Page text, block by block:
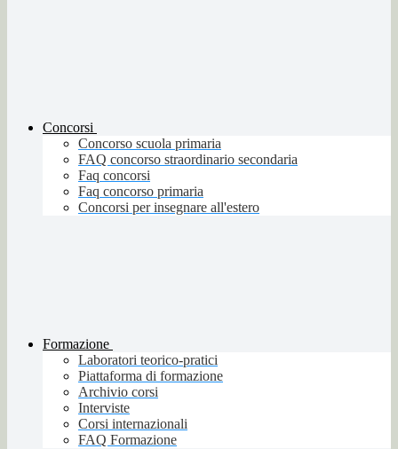
Concorsi
Concorso scuola primaria
FAQ concorso straordinario secondaria
Faq concorsi
Faq concorso primaria
Concorsi per insegnare all'estero
Formazione
Laboratori teorico-pratici
Piattaforma di formazione
Archivio corsi
Interviste
Corsi internazionali
FAQ Formazione